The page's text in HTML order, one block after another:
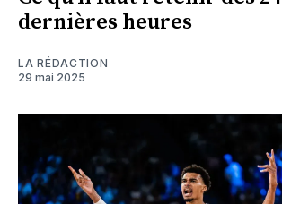
dernières heures
LA RÉDACTION
29 mai 2025